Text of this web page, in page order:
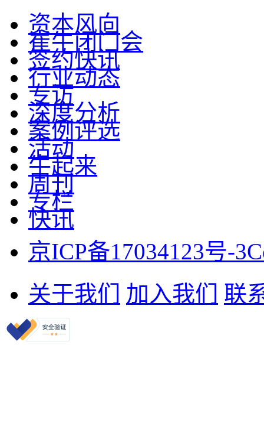
资本风向
崔牛闭门会
签约快讯
行业动态
专访
深度分析
案例评选
活动
牛起来
周刊
专栏
快讯
京ICP备17034123号-3
关于我们 加入我们 联